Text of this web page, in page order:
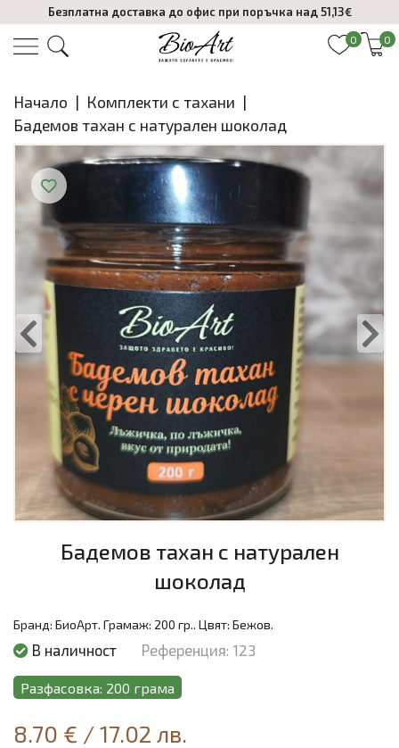
Безплатна доставка до офис при поръчка над 51,13€
0 0
Начало | Комплекти с тахани |
Бадемов тахан с натурален шоколад
Бадемов тахан с натурален
шоколад
Бранд: БиоАрт. Грамаж: 200 гр.. Цвят: Бежов.
В наличност Референция: 123
Разфасовка: 200 грама
8.70 € /17.02 лв.